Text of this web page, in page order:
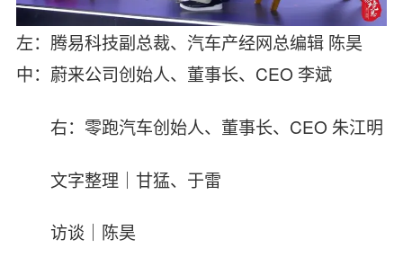
左：腾易科技副总裁、汽车产经网总编辑 陈昊
中：蔚来公司创始人、董事长、CEO 李斌
右：零跑汽车创始人、董事长、CEO 朱江明
文字整理｜甘猛、于雷
访谈｜陈昊